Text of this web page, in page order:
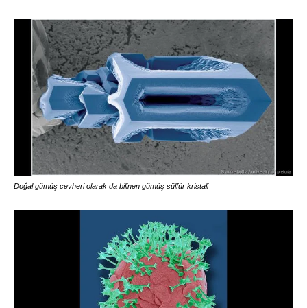
Doğal gümüş cevheri olarak da bilinen gümüş sülfür kristali